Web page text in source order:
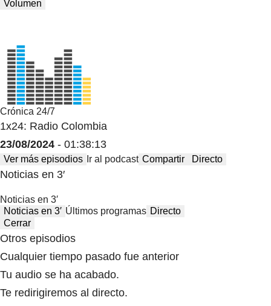
Volumen
Crónica 24/7
1x24: Radio Colombia
23/08/2024 - 01:38:13
Ver más episodios Ir al podcast Compartir Directo
Noticias en 3′
Noticias en 3′
Noticias en 3′ Últimos programas Directo
Cerrar
Otros episodios
Cualquier tiempo pasado fue anterior
Tu audio se ha acabado.
Te redirigiremos al directo.